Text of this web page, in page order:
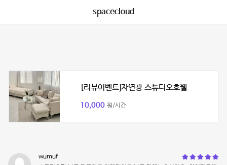
spacecloud
[리뷰이벤트]자연광 스튜디오호웰
10,000 원/시간
wumuf